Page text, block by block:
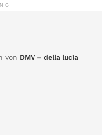
von DMV – della lucia